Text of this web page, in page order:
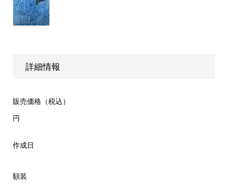
詳細情報
販売価格（税込）
円
作成日
額装